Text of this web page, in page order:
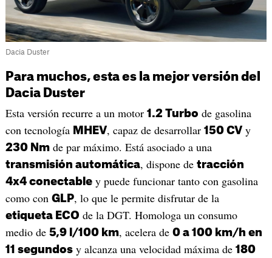
Dacia Duster
Para muchos, esta es la mejor versión del
Dacia Duster
Esta versión recurre a un motor 1.2 Turbo de gasolina
con tecnología MHEV, capaz de desarrollar 150 CVy
230 Nmde par máximo. Está asociado a una
transmisión automática, dispone de tracción
4x4 conectabley puede funcionar tanto con gasolina
como con GLP, lo que le permite disfrutar de la
etiqueta ECO de la DGT. Homologa un consumo
medio de 5,9 l/100 km, acelera de 0 a 100 km/h en
11 segundosy alcanza una velocidad máxima de 180